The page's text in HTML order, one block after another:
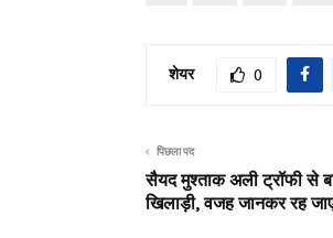
शेयर 0
पिछला पद
सैयद मुश्ताक अली ट्रॉफी से
खिलाड़ी, वजह जानकर रह